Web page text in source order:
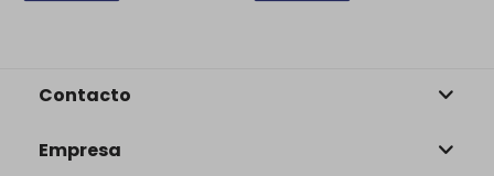
Contacto
Empresa